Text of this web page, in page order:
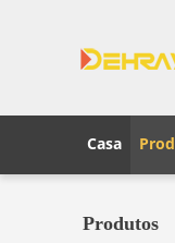
Casa
Produtos